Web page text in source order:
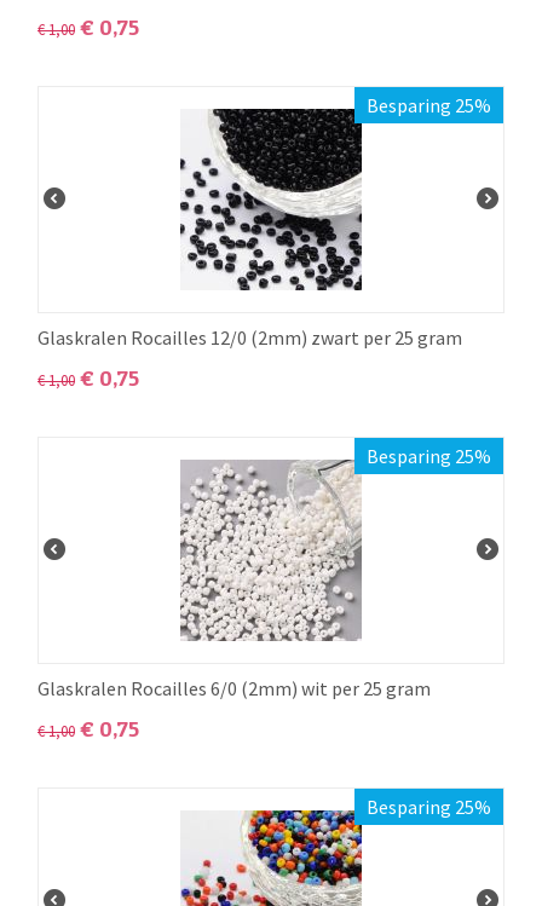
€1,00 € 0,75
Besparing 25%
Glaskralen Rocailles 12/0 (2mm) zwart per 25 gram
€1,00 € 0,75
Besparing 25%
Glaskralen Rocailles 6/0 (2mm) wit per 25 gram
€1,00 € 0,75
Besparing 25%